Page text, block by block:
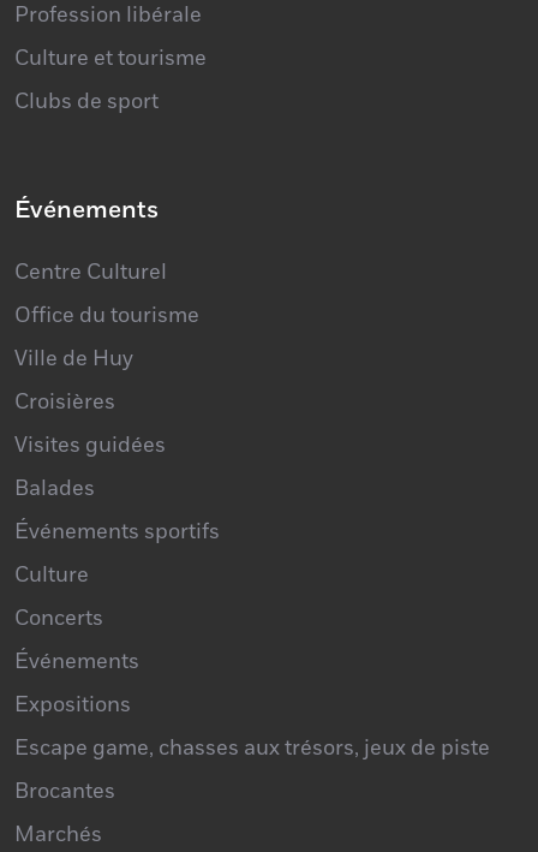
Profession libérale
Culture et tourisme
Clubs de sport
Événements
Centre Culturel
Office du tourisme
Ville de Huy
Croisières
Visites guidées
Balades
Événements sportifs
Culture
Concerts
Événements
Expositions
Escape game, chasses aux trésors, jeux de piste
Brocantes
Marchés